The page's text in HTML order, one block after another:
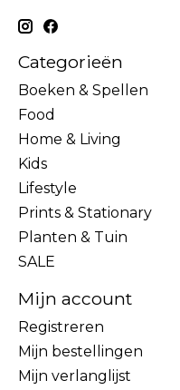
Categorieën
Boeken & Spellen
Food
Home & Living
Kids
Lifestyle
Prints & Stationary
Planten & Tuin
SALE
Mijn account
Registreren
Mijn bestellingen
Mijn verlanglijst